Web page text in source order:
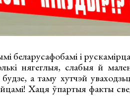
беларусафобамі і
нягеглыя, слабыя й
а таму хутчэй
Хаця ўпартыя факты